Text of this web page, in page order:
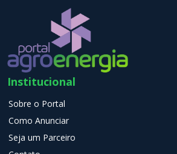
Institucional
Sobre o Portal
Como Anunciar
Seja um Parceiro